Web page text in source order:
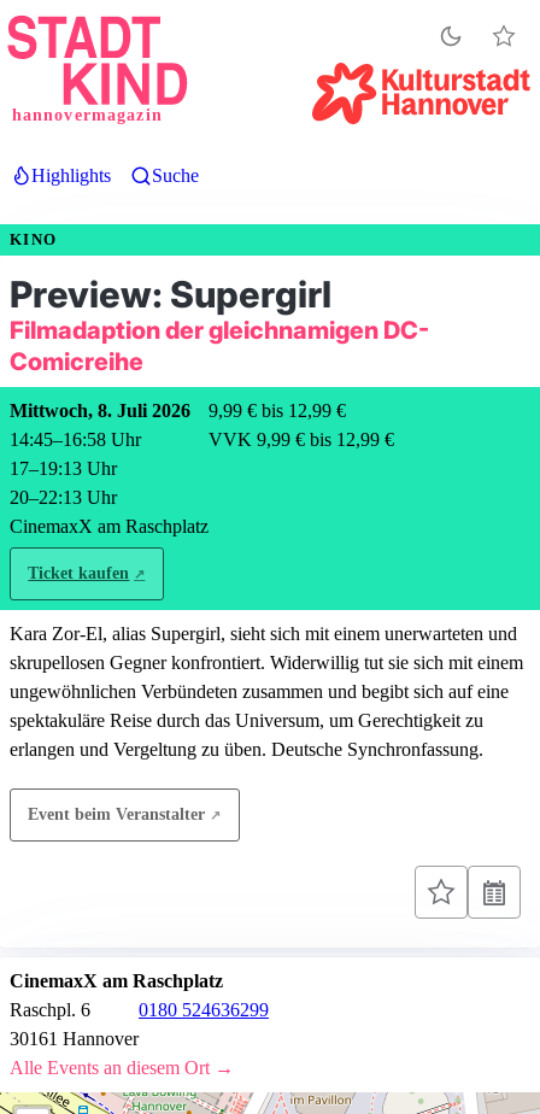
Direkt
zum
hannovermagazin
Highlights Suche
KINO
Preview: Supergirl
Filmadaption der gleichnamigen DC-
Comicreihe
Mittwoch, 8. Juli 2026
14:45–16:58 Uhr
17–19:13 Uhr
20–22:13 Uhr
CinemaxX am Raschplatz
9,99 € bis 12,99 €
VVK 9,99 € bis 12,99 €
Ticket kaufen
Kara Zor-El, alias Supergirl, sieht sich mit einem unerwarteten und
skrupellosen Gegner konfrontiert. Widerwillig tut sie sich mit einem
ungewöhnlichen Verbündeten zusammen und begibt sich auf eine
spektakuläre Reise durch das Universum, um Gerechtigkeit zu
erlangen und Vergeltung zu üben. Deutsche Synchronfassung.
Event beim Veranstalter
CinemaxX am Raschplatz
Raschpl. 6
30161 Hannover
0180 524636299
Alle Events an diesem Ort →